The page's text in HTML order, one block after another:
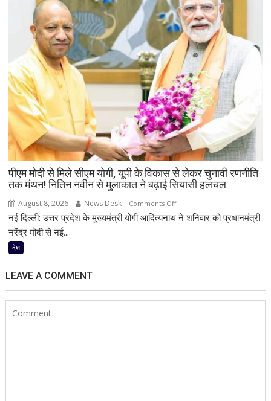
दामाद
माइकल
बूलोस?
भारी
बारिश
के
बीच
हाउसबोट
से
लिया
बैकवॉटर
का
पीएम मोदी से मिले सीएम योगी, यूपी के विकास से लेकर चुनावी रणनीति
तक मंथन! नितिन नवीन से मुलाकात ने बढ़ाई सियासी हलचल
August 8, 2026 News Desk Comments Offon
पीएम
नई दिल्ली: उत्तर प्रदेश के मुख्यमंत्री योगी आदित्यनाथ ने शनिवार को प्रधानमंत्री
नरेंद्र मोदी से नई...
देश
LEAVE A COMMENT